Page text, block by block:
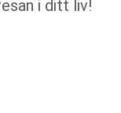
i ditt liv!